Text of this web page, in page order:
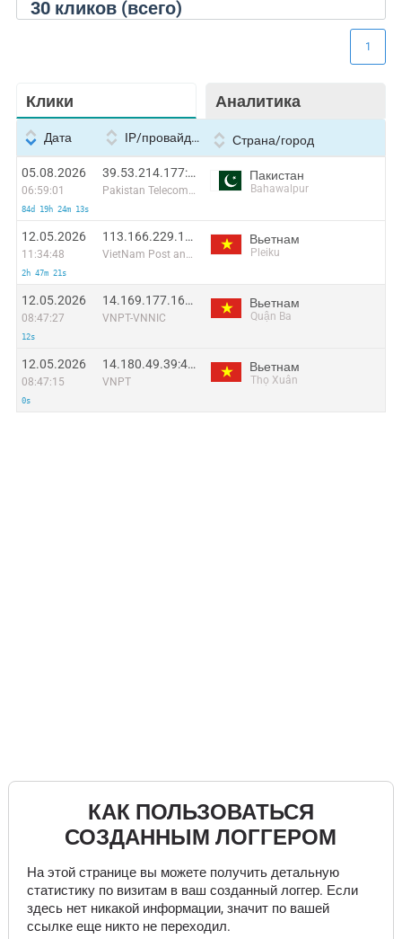
30кликов (всего)
Клики Аналитика
1
Дата IP/провайдер Страна/город
05.08.2026
06:59:01
84d 19h 24m 13s
39.53.214.177:42258
Pakistan Telecommuication company limited
Пакистан
Bahawalpur
12.05.2026
11:34:48
2h 47m 21s
113.166.229.196:40308
VietNam Post and Telecom Corporation
Вьетнам
Pleiku
12.05.2026
08:47:27
12s
14.169.177.169:60772
VNPT-VNNIC
Вьетнам
Quận Ba
12.05.2026
08:47:15
0s
14.180.49.39:48886
VNPT
Вьетнам
Thọ Xuân
КАК ПОЛЬЗОВАТЬСЯ
СОЗДАННЫМ ЛОГГЕРОМ
На этой странице вы можете получить детальную
статистику по визитам в ваш созданный логгер. Если
здесь нет никакой информации, значит по вашей
ссылке еще никто не переходил.